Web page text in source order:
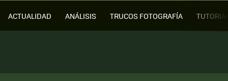
ACTUALIDAD ANÁLISIS TRUCOS FOTOGRAFÍA